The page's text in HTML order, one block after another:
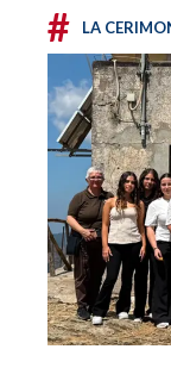
# LA